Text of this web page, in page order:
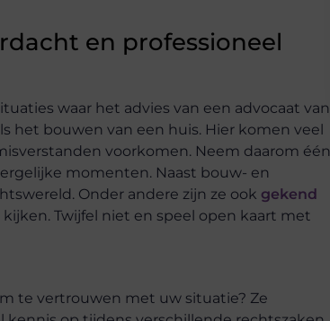
en professioneel
waar het advies van een advocaat van
het bouwen van een huis. Hier komen veel
voorkomen. Neem daarom één
momenten. Naast bouw- en
Onder andere zijn ze ook gekend
Twijfel niet en speel open kaart met
te vertrouwen met uw situatie? Ze